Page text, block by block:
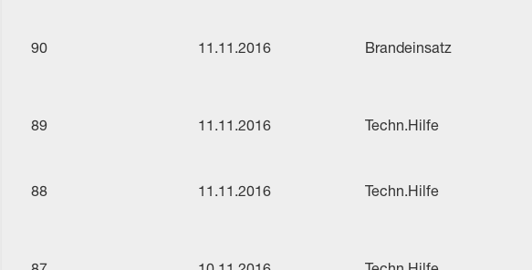
90 11.11.2016 Brandeinsatz
89 11.11.2016 Techn.Hilfe
88 11.11.2016 Techn.Hilfe